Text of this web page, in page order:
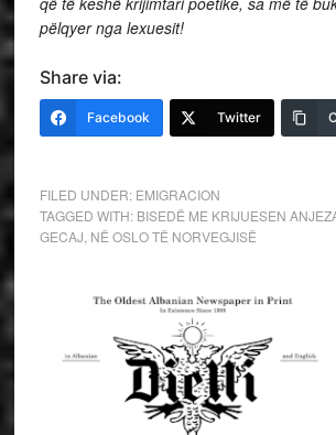
pëlqyer nga lexuesit!
Share via:
Facebook Twitter
FILED UNDER: EMIGRACION
TAGGED WITH: BISEDË ME KRIJUESEN
GECAJ NË OSLO TË NORVEGJISË